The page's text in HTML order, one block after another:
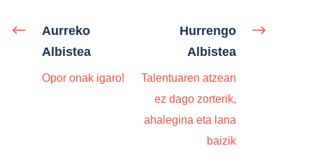
Aurreko
Albistea
Opor onak igaro!
Hurrengo
Albistea
Talentuaren atzean
ez dago zorterik,
ahalegina eta lana
baizik